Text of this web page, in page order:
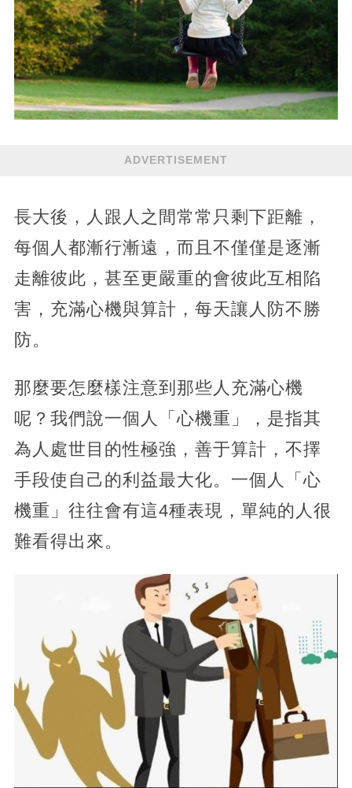
ADVERTISEMENT
長大後，人跟人之間常常只剩下距離，
每個人都漸行漸遠，而且不僅僅是逐漸
走離彼此，甚至更嚴重的會彼此互相陷
害，充滿心機與算計，每天讓人防不勝
防。
那麼要怎麼樣注意到那些人充滿心機
呢？我們說一個人「心機重」，是指其
為人處世目的性極強，善于算計，不擇
手段使自己的利益最大化。一個人「心
機重」往往會有這4種表現，單純的人很
難看得出來。